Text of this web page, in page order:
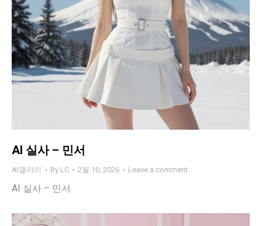
AI 실사 – 민서
AI갤러리 By LC 2월 10, 2026 Leave a comment
AI 실사 – 민서